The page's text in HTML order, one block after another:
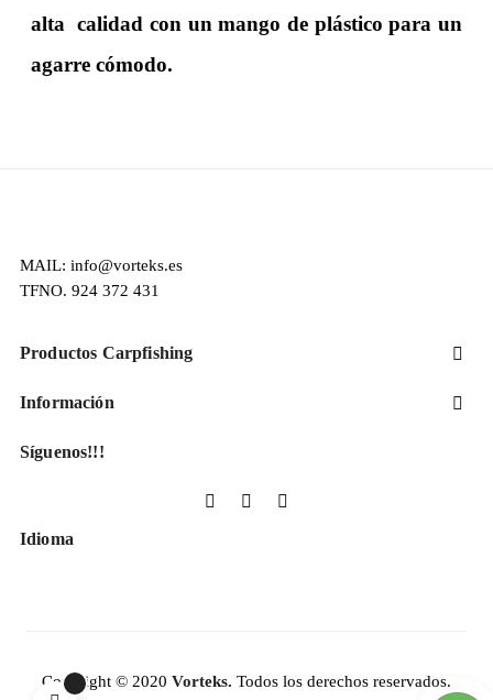
alta calidad con un mango de plástico para un
agarre cómodo.
MAIL: info@vorteks.es
TFNO. 924 372 431
Productos Carpfishing 
Información 
Síguenos!!!
Idioma
Copyright © 2020 Vorteks. Todos los derechos reservados.